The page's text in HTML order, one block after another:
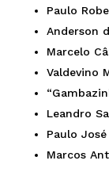
Paulo
Anderson
Marcelo
Valdevino
Leandro
Paulo
Marcos